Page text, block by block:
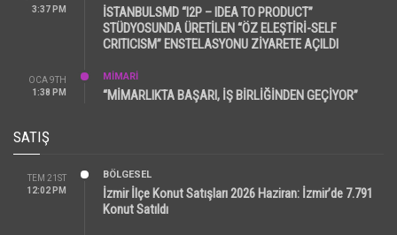
3:37 PM
İSTANBULSMD “I2P – IDEA TO PRODUCT”
STÜDYOSUNDA ÜRETİLEN “ÖZ ELEŞTİRİ-SELF
CRITICISM” ENSTELASYONU ZİYARETE AÇILDI
OCA 9TH
1:38 PM
MİMARİ
“MİMARLIKTA BAŞARI, İŞ BİRLİĞİNDEN GEÇİYOR”
SATIŞ
TEM 21ST
12:02 PM
BÖLGESEL
İzmir İlçe Konut Satışları 2026 Haziran: İzmir’de 7.791
Konut Satıldı